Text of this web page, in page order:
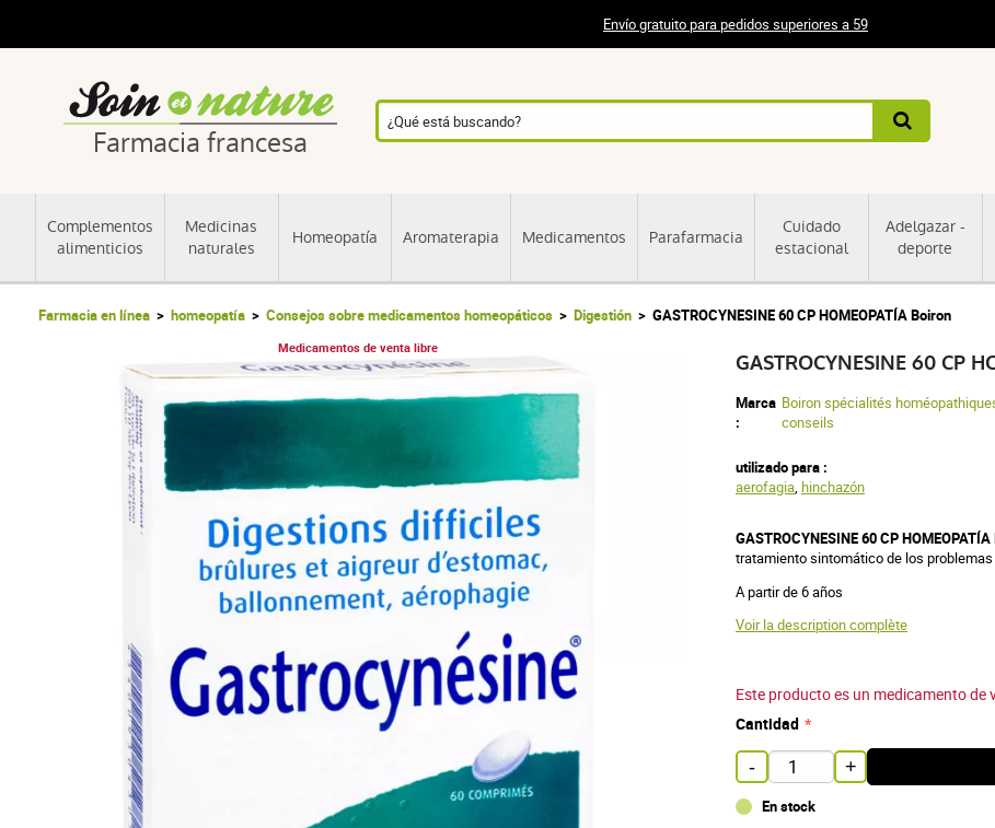
Envío gratuito para pedidos superiores a 59
Farmacia francesa
Complementos
alimenticios
Medicinas
naturales
Homeopatía Aromaterapia Medicamentos Parafarmacia
Cuidado
estacional
Adelgazar -
deporte
Farmacia en línea homeopatía Consejos sobre medicamentos homeopáticos Digestión GASTROCYNESINE 60 CP HOMEOPATÍA Boiron
Medicamentos de venta libre
GASTROCYNESINE 60 CP
Marca
:
Boiron spécialités
conseils
utilizado para :
aerofagia, hinchazón
GASTROCYNESINE 60 CP
tratamiento sintomático de los
A partir de 6 años
Voir la description complète
Este producto es un medicamento
Cantidad
- +
En stock